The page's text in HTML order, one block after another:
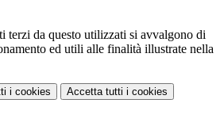
terzi da questo utilizzati si avvalgono di
ed utili alle finalità illustrate nella
i cookies Accetta tutti i cookies